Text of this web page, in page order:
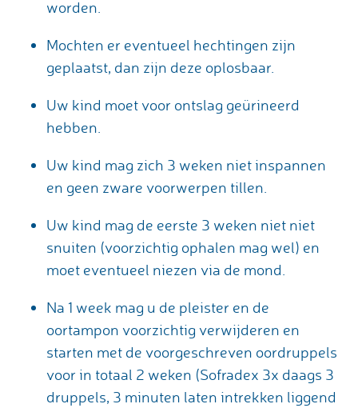
worden.
Mochten er eventueel hechtingen zijn
geplaatst, dan zijn deze oplosbaar.
Uw kind moet voor ontslag geürineerd
hebben.
Uw kind mag zich 3 weken niet inspannen
en geen zware voorwerpen tillen.
Uw kind mag de eerste 3 weken niet niet
snuiten (voorzichtig ophalen mag wel) en
moet eventueel niezen via de mond.
Na 1 week mag u de pleister en de
oortampon voorzichtig verwijderen en
starten met de voorgeschreven oordruppels
voor in totaal 2 weken (Sofradex 3x daags 3
druppels, 3 minuten laten intrekken liggend